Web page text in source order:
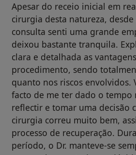
Apesar do receio inicial em
cirurgia desta natureza,
consulta senti uma grande
deixou bastante tranquila.
clara e detalhada as
procedimento, sendo
quanto nos riscos envolvidos.
facto de me ter dado o tempo
reflectir e tomar uma decisão
cirurgia correu muito bem,
processo de recuperação.
período, o Dr. manteve-se